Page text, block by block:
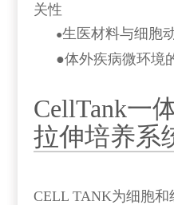
关性
●生医材料与细胞
●体外疾病微环境
CellTank一
拉伸培养系
CELL TANK为细胞